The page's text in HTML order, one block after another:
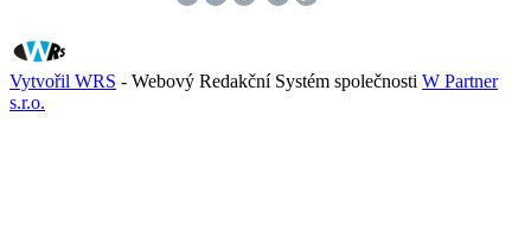
Vytvořil WRS - Webový Redakční Systém společnosti W Partner
s.r.o.